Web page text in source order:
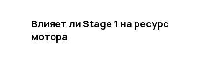
Влияет ли Stage 1 на ресурс
мотора